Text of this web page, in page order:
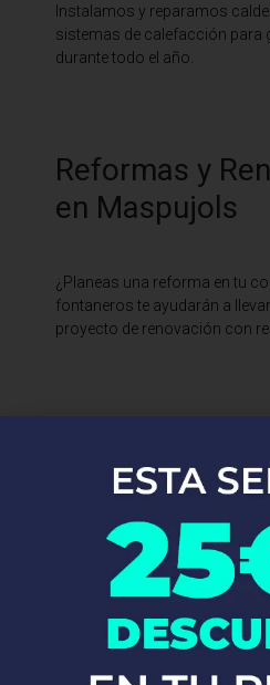
Instalamos y reparamos
sistemas de calefacción para
durante todo el año.
Reformas y
en Maspujols
¿Planeas una reforma en tu
fontaneros te ayudarán a
proyecto de renovación con
,
servicios de fontanería
rutinario, estamos disponibles
los 7 días de la semana. A
de nuestros